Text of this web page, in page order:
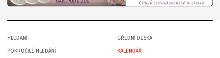
HLEDÁNÍ
POKROČILÉ HLEDÁNÍ
ÚŘEDNÍ DESKA
KALENDÁŘ